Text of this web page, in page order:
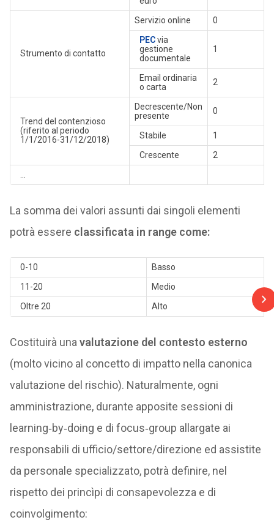
Strumento di contatto
Servizio online
0
PECvia
gestione
documentale
1
Email ordinaria
o carta
2
Trend del contenzioso
(riferito al periodo
1/1/2016-31/12/2018)
Decrescente/Non
presente
0
Stabile
1
Crescente
2
La somma dei valori assunti dai singoli elementi
potrà essere classificata in range come:
0-10
Basso
11-20
Medio
Oltre 20
Alto
Costituirà una valutazione del contesto esterno
(molto vicino al concetto di impatto nella canonica
valutazione del rischio). Naturalmente, ogni
amministrazione, durante apposite sessioni di
learning‑by‑doing e di focus‑group allargate ai
responsabili di ufficio/settore/direzione ed assistite
da personale specializzato, potrà definire, nel
rispetto dei princìpi di consapevolezza e di
coinvolgimento: